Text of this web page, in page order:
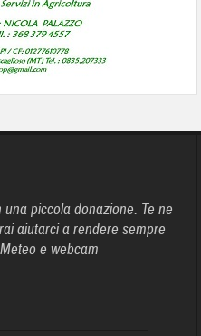
piccola donazione. Te ne
aiutarci a rendere sempre
e webcam